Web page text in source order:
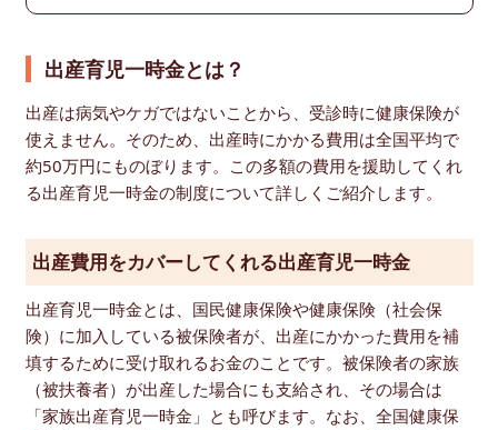
出産育児一時金とは？
出産は病気やケガではないことから、受診時に健康保険が
使えません。そのため、出産時にかかる費用は全国平均で
約50万円にものぼります。この多額の費用を援助してくれ
る出産育児一時金の制度について詳しくご紹介します。
出産費用をカバーしてくれる出産育児一時金
出産育児一時金とは、国民健康保険や健康保険（社会保
険）に加入している被保険者が、出産にかかった費用を補
填するために受け取れるお金のことです。被保険者の家族
（被扶養者）が出産した場合にも支給され、その場合は
「家族出産育児一時金」とも呼びます。なお、全国健康保